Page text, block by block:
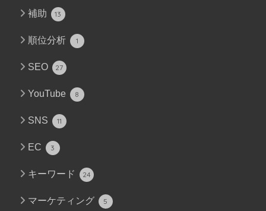
補助 13
順位分析 1
SEO 27
YouTube 8
SNS 11
EC 3
キーワード 24
マーケティング 5